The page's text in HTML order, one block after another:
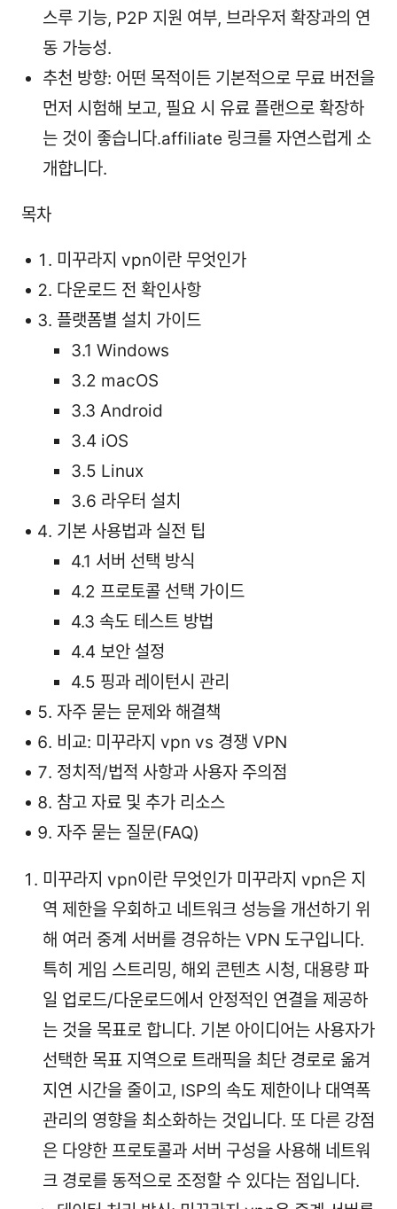
스루 기능, P2P 지원 여부, 브라우저 확장과의 연
동 가능성.
추천 방향: 어떤 목적이든 기본적으로 무료 버전을
먼저 시험해 보고, 필요 시 유료 플랜으로 확장하
는 것이 좋습니다.affiliate 링크를 자연스럽게 소
개합니다.
목차
미꾸라지 vpn이란 무엇인가
다운로드 전 확인사항
플랫폼별 설치 가이드
3.1 Windows
3.2 macOS
3.3 Android
3.4 iOS
3.5 Linux
3.6 라우터 설치
기본 사용법과 실전 팁
4.1 서버 선택 방식
4.2 프로토콜 선택 가이드
4.3 속도 테스트 방법
4.4 보안 설정
4.5 핑과 레이턴시 관리
자주 묻는 문제와 해결책
비교: 미꾸라지 vpn vs 경쟁 VPN
정치적/법적 사항과 사용자 주의점
참고 자료 및 추가 리소스
자주 묻는 질문(FAQ)
미꾸라지 vpn이란 무엇인가 미꾸라지 vpn은 지
역 제한을 우회하고 네트워크 성능을 개선하기 위
해 여러 중계 서버를 경유하는 VPN 도구입니다.
특히 게임 스트리밍, 해외 콘텐츠 시청, 대용량 파
일 업로드/다운로드에서 안정적인 연결을 제공하
는 것을 목표로 합니다. 기본 아이디어는 사용자가
선택한 목표 지역으로 트래픽을 최단 경로로 옮겨
지연 시간을 줄이고, ISP의 속도 제한이나 대역폭
관리의 영향을 최소화하는 것입니다. 또 다른 강점
은 다양한 프로토콜과 서버 구성을 사용해 네트워
크 경로를 동적으로 조정할 수 있다는 점입니다.